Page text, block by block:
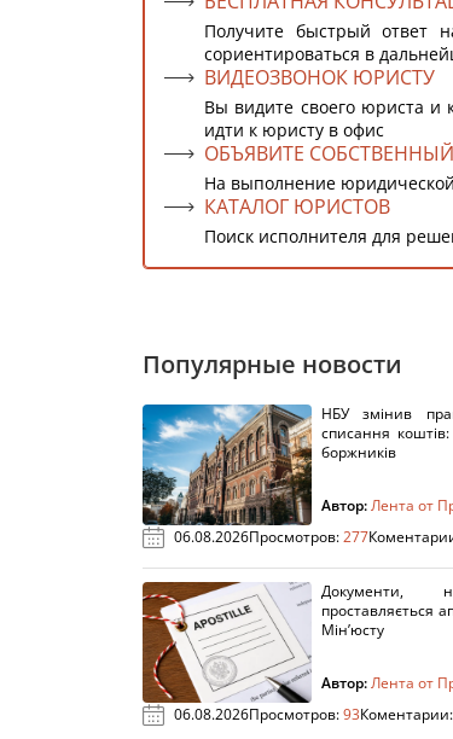
Получите быстрый ответ
сориентироваться в
ВИДЕОЗВОНОК ЮРИСТУ
Вы видите своего юриста и
идти к юристу в офис
ОБЪЯВИТЕ
На выполнение
КАТАЛОГ ЮРИСТОВ
Поиск исполнителя для
Популярные новости
НБУ змінив
списання
боржників
Автор:Лента от
06.08.2026Просмотров:277
проставляється
Мін’юсту
Автор:Лента от
06.08.2026Просмотров:93Коментарии: